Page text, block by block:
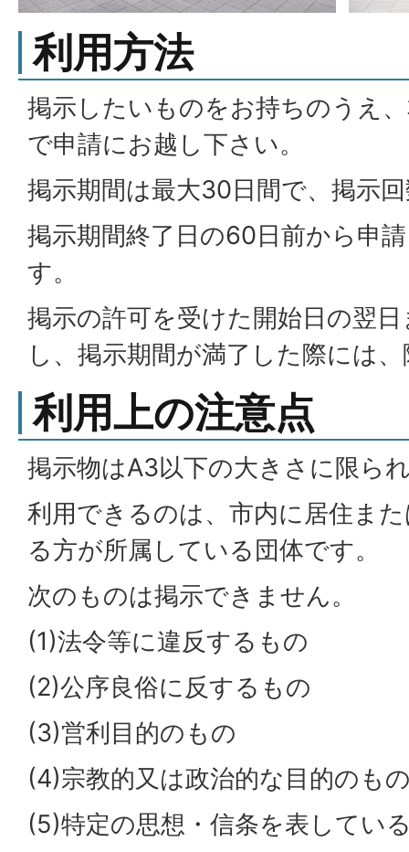
利用方法
掲示したいものをお持ちのうえ
で申請にお越し下さい。
掲示期間は最大30日間で、掲示
掲示期間終了日の60日前から申
す。
掲示の許可を受けた開始日の翌
し、掲示期間が満了した際には
利用上の注意点
掲示物はA3以下の大きさに限ら
利用できるのは、市内に居住ま
る方が所属している団体です。
次のものは掲示できません。
(1)法令等に違反するもの
(2)公序良俗に反するもの
(3)営利目的のもの
(4)宗教的又は政治的な目的のも
(5)特定の思想・信条を表してい